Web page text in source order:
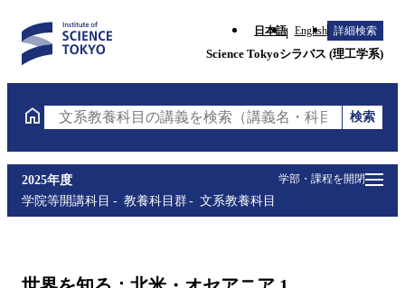
日本語 English 詳細検索
Science Tokyoシラバス (理工学系)
文系教養科目の講義を検索（講義名・科目コード・担
検索
学部・課程を開閉
2025年度
学院等開講科目
教養科目群 文系教養科目